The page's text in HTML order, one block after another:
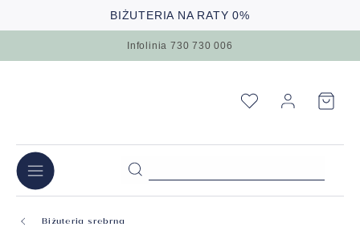
BIŻUTERIA NA RATY 0%
Infolinia 730 730 006
Biżuteria srebrna